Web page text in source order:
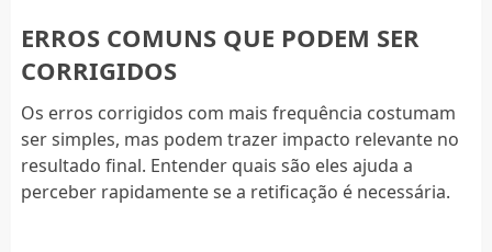
ERROS COMUNS QUE PODEM SER
CORRIGIDOS
Os erros corrigidos com mais frequência costumam
ser simples, mas podem trazer impacto relevante no
resultado final. Entender quais são eles ajuda a
perceber rapidamente se a retificação é necessária.